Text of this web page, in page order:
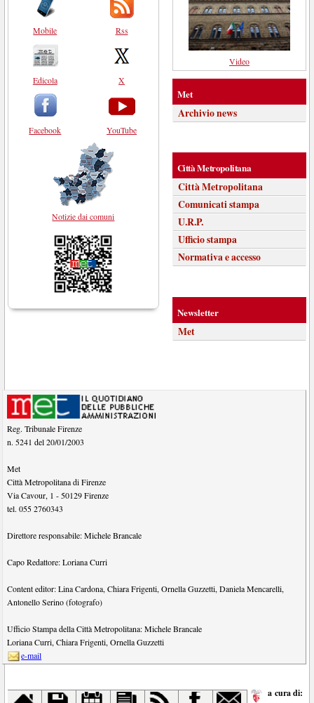
Mobile
Edicola
Facebook
Rss
X
YouTube
Notizie dai comuni
Video
Met
Archivio news
Città Metropolitana
Città Metropolitana
Comunicati stampa
U.R.P.
Ufficio stampa
Normativa e accesso
Newsletter
Met
Reg. Tribunale Firenze
n. 5241 del 20/01/2003
Met
Città Metropolitana di Firenze
Via Cavour, 1 - 50129 Firenze
tel.055 2760343
Direttore responsabile:Michele Brancale
Capo Redattore:Loriana Curri
Content editor:Lina Cardona,Chiara Frigenti,Ornella Guzzetti,Daniela Mencarelli,
Antonello Serino (fotografo)
Ufficio Stampa della Città Metropolitana:Michele Brancale
Loriana Curri,Chiara Frigenti,Ornella Guzzetti
e-mail
a cura di: